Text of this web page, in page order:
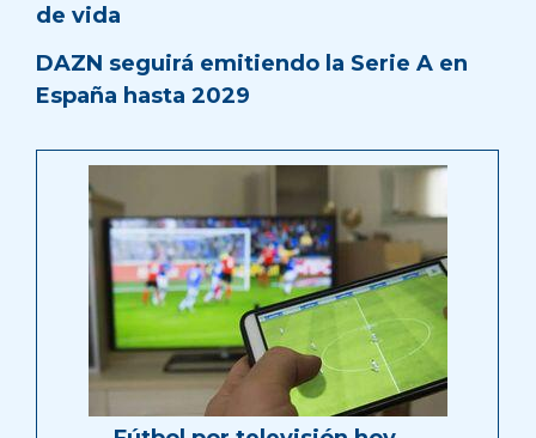
de vida
DAZN seguirá emitiendo la Serie A en
España hasta 2029